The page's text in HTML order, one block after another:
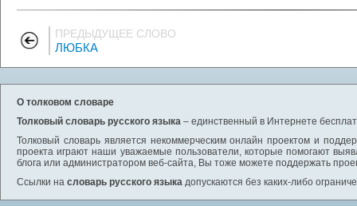
ПРЕДЫДУЩЕЕ СЛОВО
ЛЮБКА
О толковом словаре
Толковый словарь русского языка – единственный в Интернете
Толковый словарь является некоммерческим онлайн проектом и
проекта играют наши уважаемые пользователи, которые помогают
блога или администратором веб-сайта, Вы тоже можете поддержать
Ссылки на словарь русского языка допускаются без каких-либо